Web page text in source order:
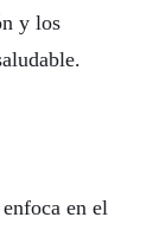
y los
en el